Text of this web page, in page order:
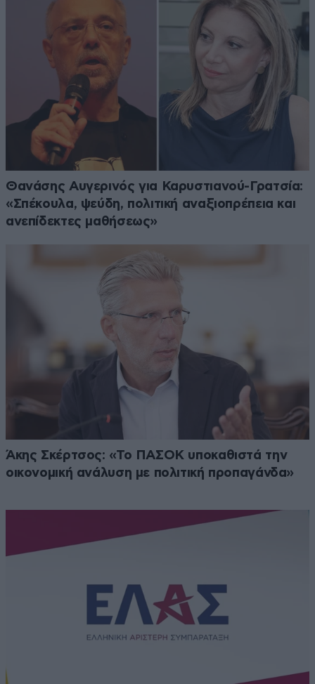
Θανάσης Αυγερινός για Καρυστιανού-Γρατσία:
«Σπέκουλα, ψεύδη, πολιτική αναξιοπρέπεια και
ανεπίδεκτες μαθήσεως»
Άκης Σκέρτσος: «Το ΠΑΣΟΚ υποκαθιστά την
οικονομική ανάλυση με πολιτική προπαγάνδα»